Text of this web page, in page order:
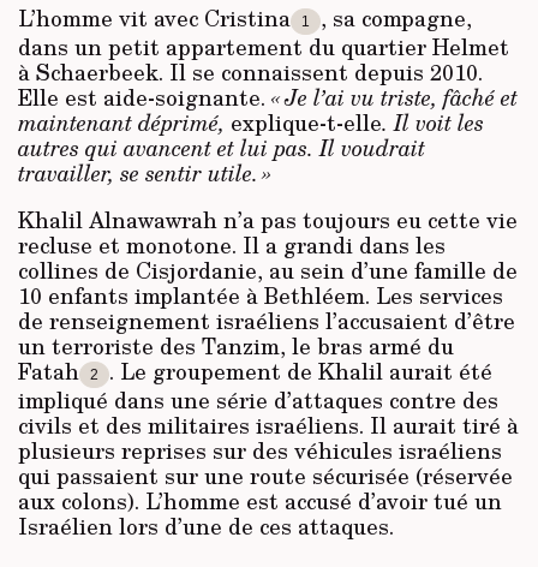
L’homme vit avec Cristina
1
, sa compagne,
dans un petit appartement du quartier Helmet
à Schaerbeek. Il se connaissent depuis 2010.
Elle est aide-soignante. « Je l’ai vu triste, fâché et
maintenant déprimé, explique-t-elle. Il voit les
autres qui avancent et lui pas. Il voudrait
travailler, se sentir utile. »
Khalil Alnawawrah n’a pas toujours eu cette vie
recluse et monotone. Il a grandi dans les
collines de Cisjordanie, au sein d’une famille de
10 enfants implantée à Bethléem. Les services
de renseignement israéliens l’accusaient d’être
un terroriste des Tanzim, le bras armé du
Fatah
2
. Le groupement de Khalil aurait été
impliqué dans une série d’attaques contre des
civils et des militaires israéliens. Il aurait tiré à
plusieurs reprises sur des véhicules israéliens
qui passaient sur une route sécurisée (réservée
aux colons). L’homme est accusé d’avoir tué un
Israélien lors d’une de ces attaques.